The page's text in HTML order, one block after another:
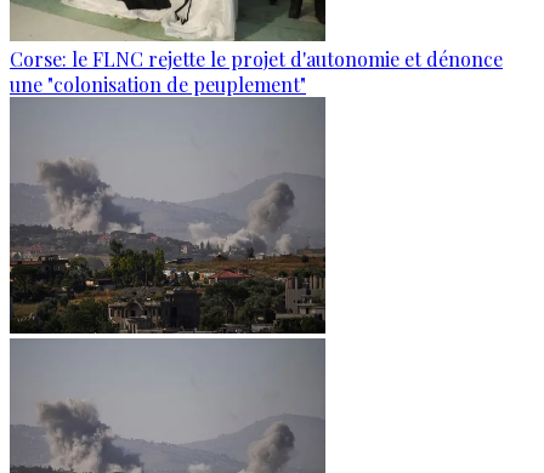
Corse: le FLNC rejette le projet d'autonomie et dénonce
une "colonisation de peuplement"